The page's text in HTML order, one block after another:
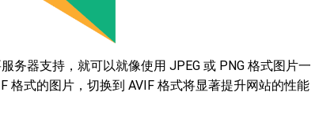
务器支持，就可以就像使用 JPEG 或 PNG 格式图片一
格式的图片，切换到 AVIF 格式将显著提升网站的性能